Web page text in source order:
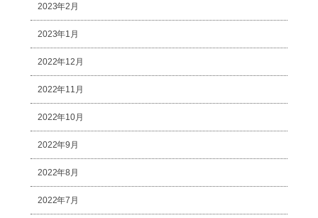
2023年2月
2023年1月
2022年12月
2022年11月
2022年10月
2022年9月
2022年8月
2022年7月